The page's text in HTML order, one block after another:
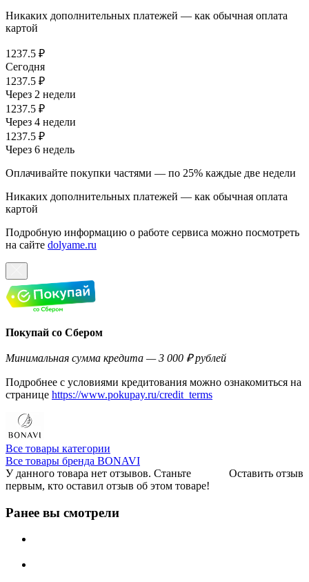
Никаких дополнительных платежей — как обычная оплата
картой
1237.5 ₽
Сегодня
1237.5 ₽
Через 2 недели
1237.5 ₽
Через 4 недели
1237.5 ₽
Через 6 недель
Оплачивайте покупки частями — по 25% каждые две недели
Никаких дополнительных платежей — как обычная оплата
картой
Подробную информацию о работе сервиса можно посмотреть
на сайте dolyame.ru
Покупай со Сбером
Минимальная сумма кредита — 3 000 ₽ рублей
Подробнее с условиями кредитования можно ознакомиться на
странице https://www.pokupay.ru/credit_terms
Все товары категории
Все товары бренда BONAVI
Оставить отзыв
У данного товара нет отзывов. Станьте
первым, кто оставил отзыв об этом товаре!
Ранее вы смотрели